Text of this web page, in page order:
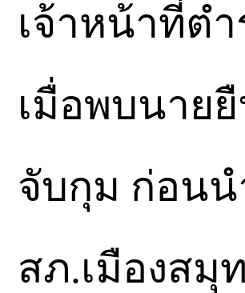
เจ้าหน้าที่ต
เมื่อพบนาย
จับกุม ก่อน
สภ.เมืองสมุ